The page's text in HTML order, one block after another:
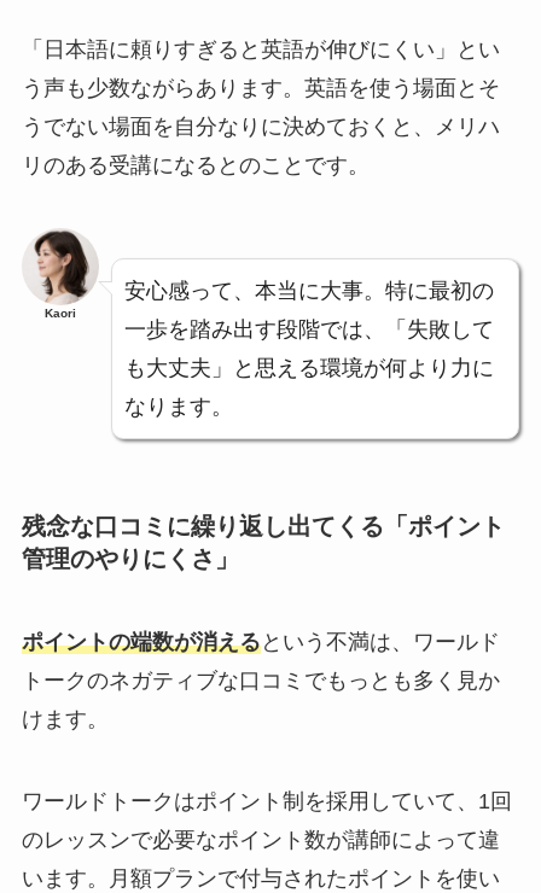
「日本語に頼りすぎると英語が伸びにくい」とい
う声も少数ながらあります。英語を使う場面とそ
うでない場面を自分なりに決めておくと、メリハ
リのある受講になるとのことです。
Kaori
安心感って、本当に大事。特に最初の
一歩を踏み出す段階では、「失敗して
も大丈夫」と思える環境が何より力に
なります。
残念な口コミに繰り返し出てくる「ポイント
管理のやりにくさ」
ポイントの端数が消えるという不満は、ワールド
トークのネガティブな口コミでもっとも多く見か
けます。
ワールドトークはポイント制を採用していて、1回
のレッスンで必要なポイント数が講師によって違
います。月額プランで付与されたポイントを使い